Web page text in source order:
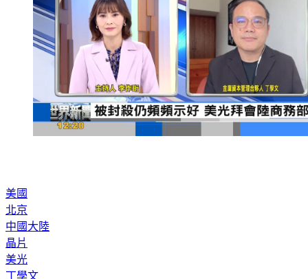
美國
北京
中國大陸
晶片
美光